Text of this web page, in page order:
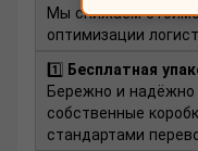
Мы снижаем
оптимизации
1️⃣ Бесплатная
Бережно и надёжно
собственные
стандартами